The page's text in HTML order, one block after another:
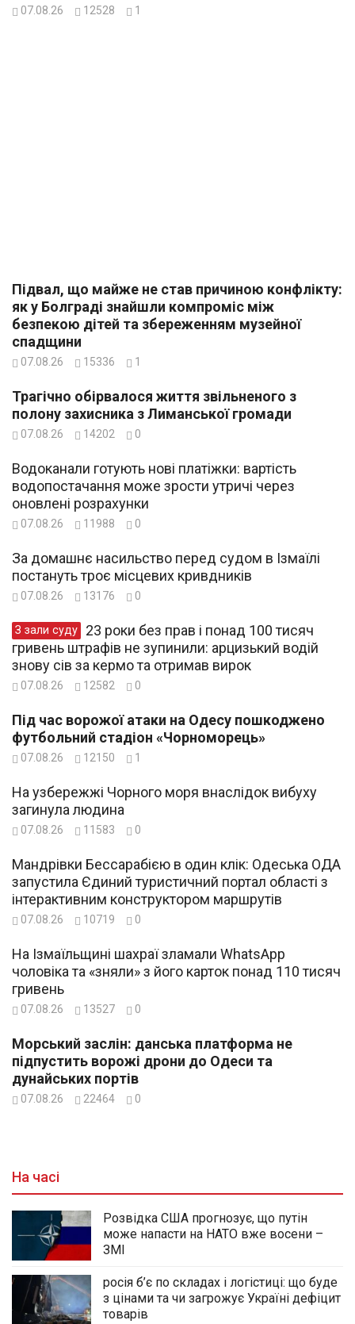
07.08.26 12528 1
Підвал, що майже не став причиною конфлікту:
як у Болграді знайшли компроміс між
безпекою дітей та збереженням музейної
спадщини
07.08.26 15336 1
Трагічно обірвалося життя звільненого з
полону захисника з Лиманської громади
07.08.26 14202 0
Водоканали готують нові платіжки: вартість
водопостачання може зрости утричі через
оновлені розрахунки
07.08.26 11988 0
За домашнє насильство перед судом в Ізмаїлі
постануть троє місцевих кривдників
07.08.26 13176 0
З зали суду
гривень штрафів не зупинили: арцизький водій
знову сів за кермо та отримав вирок
07.08.26 12582 0
Під час ворожої атаки на Одесу пошкоджено
футбольний стадіон «Чорноморець»
07.08.26 12150 1
На узбережжі Чорного моря внаслідок вибуху
загинула людина
07.08.26 11583 0
Мандрівки Бессарабією в один клік: Одеська ОДА
запустила Єдиний туристичний портал області з
інтерактивним конструктором маршрутів
07.08.26 10719 0
На Ізмаїльщині шахраї зламали WhatsApp
чоловіка та «зняли» з його карток понад 110 тисяч
гривень
07.08.26 13527 0
Морський заслін: данська платформа не
підпустить ворожі дрони до Одеси та
дунайських портів
07.08.26 22464 0
На часі
Розвідка США прогнозує, що путін
може напасти на НАТО вже восени –
ЗМІ
росія б’є по складах і логістиці: що буде
з цінами та чи загрожує Україні дефіцит
товарів